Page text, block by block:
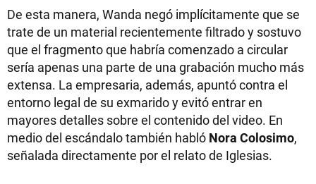
De esta manera, Wanda negó implícitamente que se
trate de un material recientemente filtrado y sostuvo
que el fragmento que habría comenzado a circular
sería apenas una parte de una grabación mucho más
extensa. La empresaria, además, apuntó contra el
entorno legal de su exmarido y evitó entrar en
mayores detalles sobre el contenido del video. En
medio del escándalo también habló Nora Colosimo,
señalada directamente por el relato de Iglesias.